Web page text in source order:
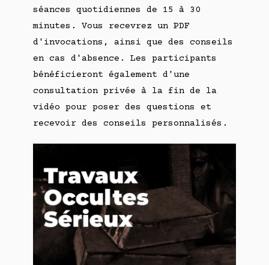
séances quotidiennes de 15 à 30
minutes. Vous recevrez un PDF
d'invocations, ainsi que des conseils
en cas d'absence. Les participants
bénéficieront également d'une
consultation privée à la fin de la
vidéo pour poser des questions et
recevoir des conseils personnalisés.